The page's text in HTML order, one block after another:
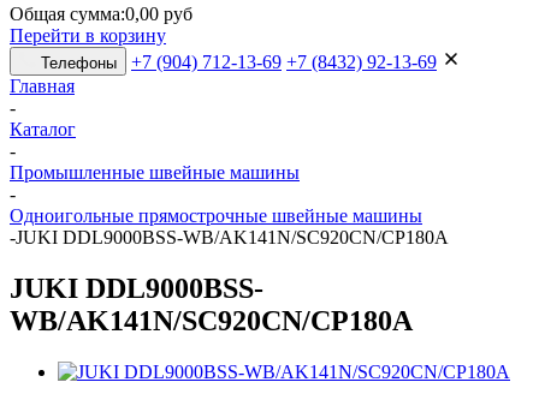
Общая сумма:0,00 руб
Перейти в корзину
Телефоны +7 (904) 712-13-69 +7 (8432) 92-13-69
Главная
-
Каталог
-
Промышленные швейные машины
-
Одноигольные прямострочные швейные машины
-JUKI DDL9000BSS-WB/AK141N/SC920СN/CP180А
JUKI DDL9000BSS-
WB/AK141N/SC920СN/CP180А